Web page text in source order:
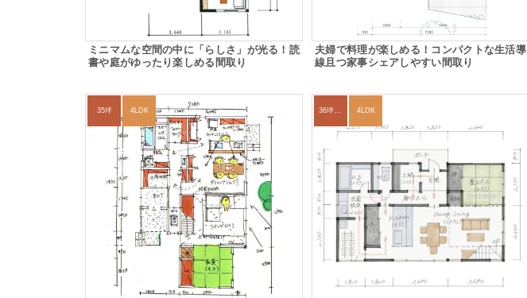
ミニマムな空間の中に「らしさ」が光る！読
書や庭がゆったり楽しめる間取り
夫婦で料理が楽しめる！コンパクトな生活導
線且つ家事シェアしやすい間取り
35坪 4LDK 36坪～39坪 4LDK